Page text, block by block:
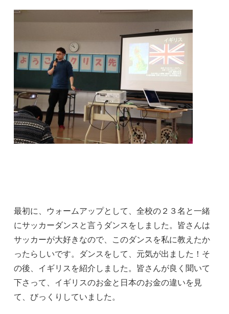
最初に、ウォームアップとして、全校の２３名と一緒
にサッカーダンスと言うダンスをしました。皆さんは
サッカーが大好きなので、このダンスを私に教えたか
ったらしいです。ダンスをして、元気が出ました！そ
の後、イギリスを紹介しました。皆さんが良く聞いて
下さって、イギリスのお金と日本のお金の違いを見
て、びっくりしていました。